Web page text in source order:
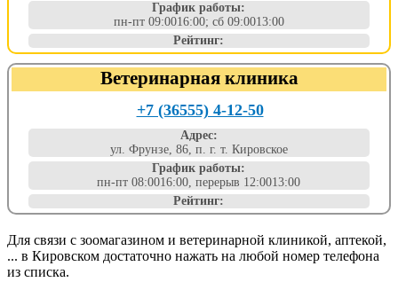
График работы:
пн-пт 09:0016:00; сб 09:0013:00
Рейтинг:
Ветеринарная клиника
+7 (36555) 4-12-50
Адрес:
ул. Фрунзе, 86, п. г. т. Кировское
График работы:
пн-пт 08:0016:00, перерыв 12:0013:00
Рейтинг:
Для связи с зоомагазином и ветеринарной клиникой, аптекой,
... в Кировском достаточно нажать на любой номер телефона
из списка.